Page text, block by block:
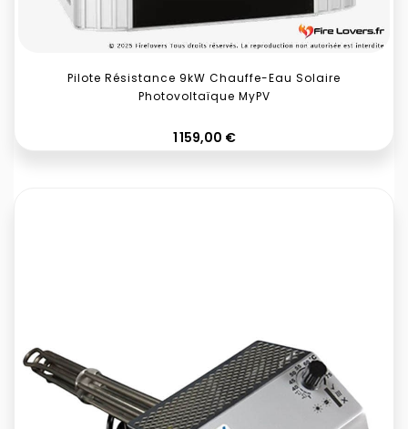
Pilote Résistance 9kW Chauffe-Eau Solaire
Photovoltaïque MyPV
1 159,00 €Prix